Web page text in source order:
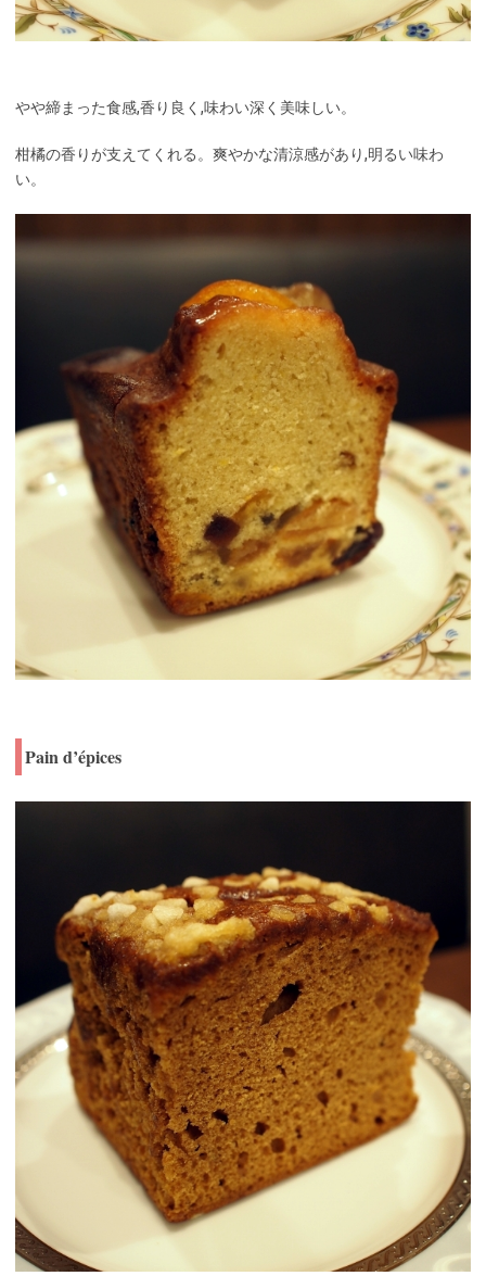
やや締まった食感,香り良く,味わい深く美味しい。
柑橘の香りが支えてくれる。爽やかな清涼感があり,明るい味わ
い。
Pain d’épices